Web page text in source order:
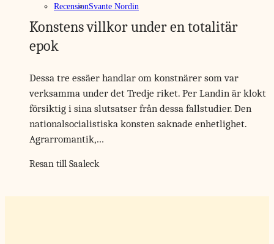
RecensionSvante Nordin
Konstens villkor under en totalitär
epok
Dessa tre essäer handlar om konstnärer som var
verksamma under det Tredje riket. Per Landin är klokt
försiktig i sina slutsatser från dessa fallstudier. Den
nationalsocialistiska konsten saknade enhetlighet.
Agrarromantik,…
Resan till Saaleck